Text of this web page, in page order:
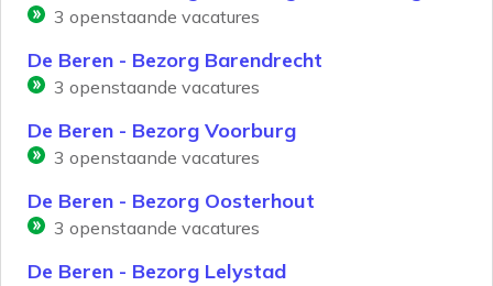
3 openstaande vacatures
De Beren - Bezorg Barendrecht
3 openstaande vacatures
De Beren - Bezorg Voorburg
3 openstaande vacatures
De Beren - Bezorg Oosterhout
3 openstaande vacatures
De Beren - Bezorg Lelystad